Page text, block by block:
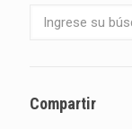
Compartir